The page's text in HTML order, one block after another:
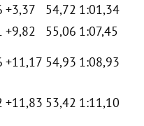
+3,37 54,72 1:01,34
+9,82 55,06 1:07,45
+11,17 54,93 1:08,93
+11,83 53,42 1:11,10